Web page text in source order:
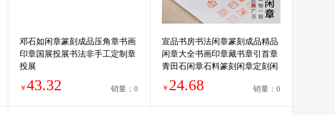
邓石如闲章篆刻成品压角章书画
印章国展投展书法非手工定制章
投展
￥ 43.32 销量：0
宣品书房书法闲章篆刻成品精品
闲章大全书画印章藏书章引首章
青田石闲章石料篆刻闲章定刻闲
章压角章漆扇印章
￥ 24.68 销量：0